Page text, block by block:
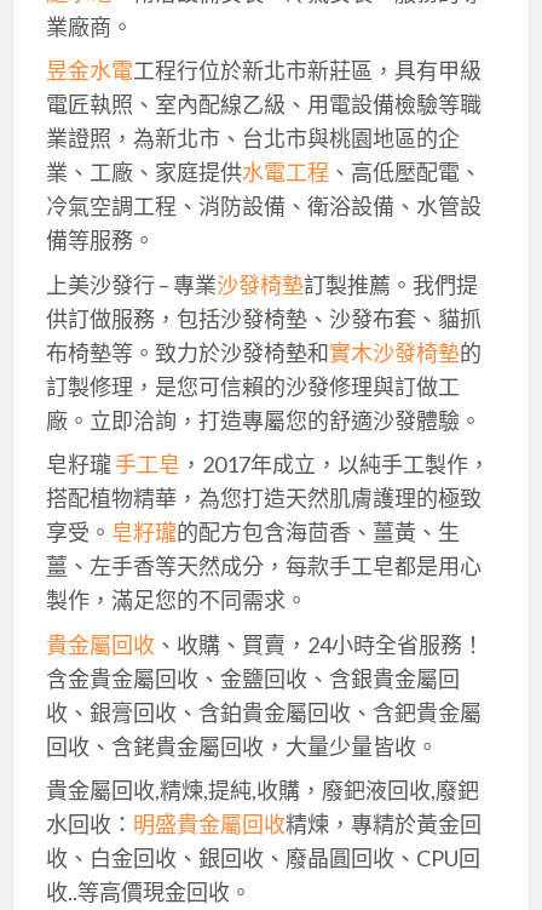
業廠商。
昱金水電工程行位於新北市新莊區，具有甲級
電匠執照、室內配線乙級、用電設備檢驗等職
業證照，為新北市、台北市與桃園地區的企
業、工廠、家庭提供水電工程 、高低壓配電、
冷氣空調工程、消防設備、衛浴設備、水管設
備等服務。
上美沙發行 – 專業沙發椅墊訂製推薦。我們提
供訂做服務，包括沙發椅墊、沙發布套、貓抓
布椅墊等。致力於沙發椅墊和實木沙發椅墊的
訂製修理，是您可信賴的沙發修理與訂做工
廠。立即洽詢，打造專屬您的舒適沙發體驗。
皂籽瓏手工皂 ，2017年成立，以純手工製作，
搭配植物精華，為您打造天然肌膚護理的極致
享受。 皂籽瓏的配方包含海茴香、薑黃、生
薑、左手香等天然成分，每款手工皂都是用心
製作，滿足您的不同需求。
貴金屬回收、收購、買賣，24小時全省服務！
含金貴金屬回收、金鹽回收、含銀貴金屬回
收、銀膏回收、含鉑貴金屬回收、含鈀貴金屬
回收、含銠貴金屬回收，大量少量皆收。
貴金屬回收,精煉,提純,收購，廢鈀液回收,廢鈀
水回收： 明盛貴金屬回收精煉，專精於黃金回
收、白金回收、銀回收、廢晶圓回收、CPU回
收..等高價現金回收。